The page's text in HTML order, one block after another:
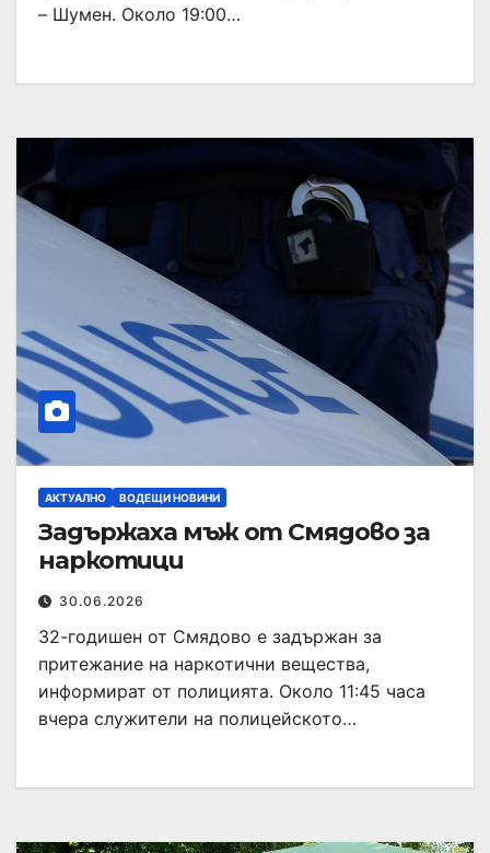
– Шумен. Около 19:00…
АКТУАЛНО ВОДЕЩИ НОВИНИ
Задържаха мъж от Смядово за
наркотици
30.06.2026
32-годишен от Смядово е задържан за
притежание на наркотични вещества,
информират от полицията. Около 11:45 часа
вчера служители на полицейското…